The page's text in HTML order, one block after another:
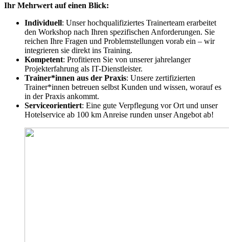
Ihr Mehrwert auf einen Blick:
Individuell: Unser hochqualifiziertes Trainerteam erarbeitet
den Workshop nach Ihren spezifischen Anforderungen. Sie
reichen Ihre Fragen und Problemstellungen vorab ein – wir
integrieren sie direkt ins Training.
Kompetent: Profitieren Sie von unserer jahrelanger
Projekterfahrung als IT-Dienstleister.
Trainer*innen aus der Praxis: Unsere zertifizierten
Trainer*innen betreuen selbst Kunden und wissen, worauf es
in der Praxis ankommt.
Serviceorientiert: Eine gute Verpflegung vor Ort und unser
Hotelservice ab 100 km Anreise runden unser Angebot ab!